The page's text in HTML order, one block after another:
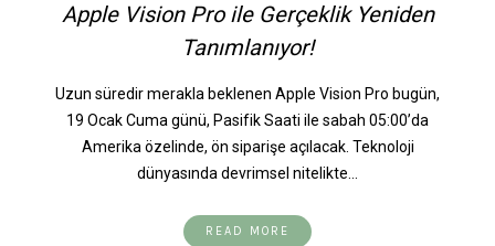
Apple Vision Pro ile Gerçeklik Yeniden
Tanımlanıyor!
Uzun süredir merakla beklenen Apple Vision Pro bugün,
19 Ocak Cuma günü, Pasifik Saati ile sabah 05:00’da
Amerika özelinde, ön siparişe açılacak. Teknoloji
dünyasında devrimsel nitelikte…
READ MORE